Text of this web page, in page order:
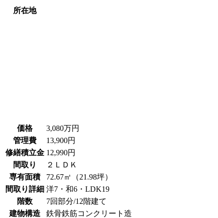
所在地
価格
3,080万円
管理費
13,900円
修繕積立金 12,990円
間取り
２ＬＤＫ
専有面積
72.67㎡（21.98坪）
間取り詳細 洋7・和6・LDK19
階数
7回部分/12階建て
建物構造
鉄骨鉄筋コンクリート造